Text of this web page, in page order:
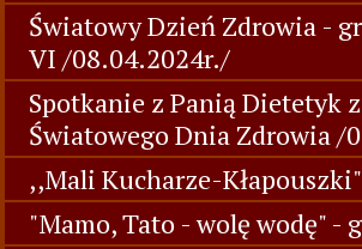
Światowy Dzień Zdrowia -
VI /08.04.2024r./
Spotkanie z Panią Dietetyk
Światowego Dnia Zdrowia /
,,Mali Kucharze-
"Mamo, Tato - wolę wodę" -